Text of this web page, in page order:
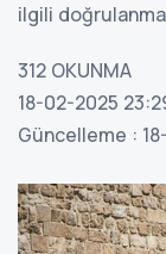
ilgili
312 OKUNMA
18-02-2025
Güncelleme :